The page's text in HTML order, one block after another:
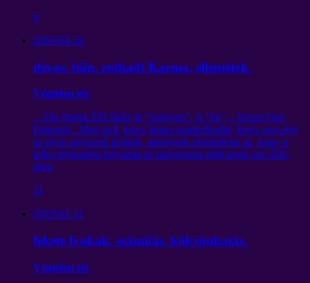
6
2010-04-16
devas. bűn. rothadt Karma. ellentétek.
Végtelen tér
…Ön öntjük Élő fiktív te “szégyen”. A “én” – Szeret éget
Patterns!.. Meg kell, hogy képes gondolkodni, hogy nem érti
az ilyen egyszerű dolgok, amelynek értelmében az, hogy a
teljes fejlesztési folyamat az univerzum előtt kerül sor Álló,
ahol
11
2010-01-11
fekete lyukak. számítás. kölcsönhatás.
Végtelen tér